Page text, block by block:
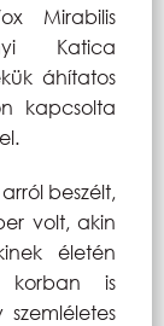
Mirabilis
Katica
áhítatos
kapcsolta
beszélt,
volt, akin
életén
korban is